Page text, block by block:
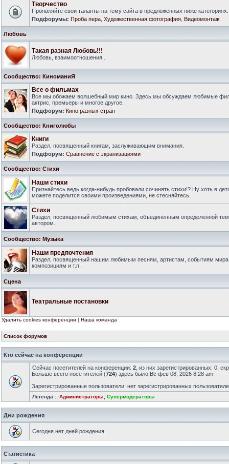
Творчество
Проявляйте свои таланты на тему сайта в предложенных ниже категориях.
Подфорумы: Проба пера Художественная фотография Видеомонтаж
Любовь
Такая разная Любовь!!!
Любовь, взаимоотношения...
Сообщество: КиноманиЯ
Все о фильмах
Все мы обожаем волшебный мир кино. Здесь мы обсуждаем любимые
актрис, премьеры и многое другое.
Подфорум: Кино разных стран
Сообщество: Книголюбы
Книги
Раздел, посвященный книгам, заслуживающим внимания.
Подфорум: Сравнение с экранизациями
Сообщество: Стихи
Наши стихи
Признайтесь ведь когда-нибудь пробовали сочинять стихи!? Ну хоть в
можете поделится своими произведениями, не стесняйтесь.
Стихи
Раздел, посвященный любимым стихам, объединенным определенной
автором.
Сообщество: Музыка
Наши предпочтения
Раздел, посвященный нашим любимым песням, артистам, событиям
композициям и т.п.
Сцена
Театральные постановки
Удалить cookies конференции | Наша команда
Список форумов
Кто сейчас на конференции
Сейчас посетителей на конференции: 2 , из них зарегистрированных: 0,
Больше всего посетителей (724) здесь было Вс фев 08, 2026 8:28 am
Зарегистрированные пользователи: нет зарегистрированных
Легенда :: Администраторы Супермодераторы
Дни рождения
Сегодня нет дней рождения.
Статистика